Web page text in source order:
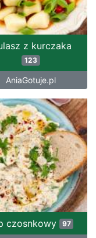
z kurczaka
123
AniaGotuje.pl
czosnkowy 97